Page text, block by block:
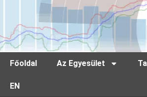
Főoldal Az Egyesület
EN